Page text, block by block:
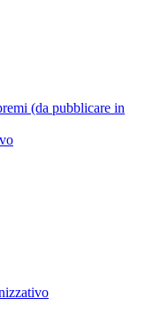
(da pubblicare in